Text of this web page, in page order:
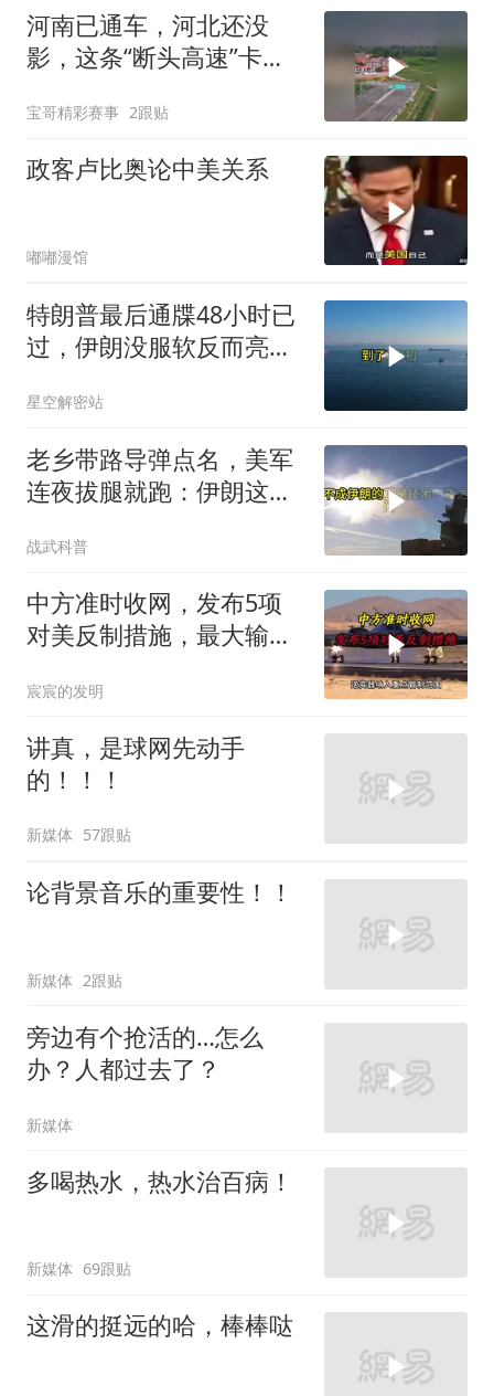
河南已通车，河北还没
影，这条“断头高速”卡在
宝哥精彩赛事 2跟贴
政客卢比奥论中美关系
嘟嘟漫馆
特朗普最后通牒48小时已
过，伊朗没服软反而亮出
越被动
星空解密站
老乡带路导弹点名，美军
连夜拔腿就跑：伊朗这波
光
战武科普
中方准时收网，发布5项
对美反制措施，最大输家
宸宸的发明
讲真，是球网先动手
的！！！
新媒体 57跟贴
论背景音乐的重要性！！
新媒体 2跟贴
旁边有个抢活的…怎么
办？人都过去了？
新媒体
多喝热水，热水治百病！
新媒体 69跟贴
这滑的挺远的哈，棒棒哒